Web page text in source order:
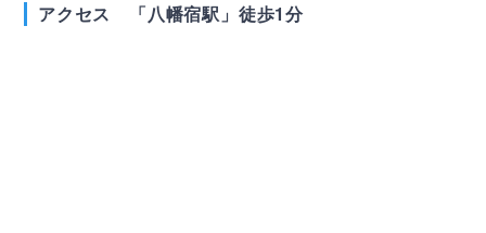
アクセス 「八幡宿駅」徒歩1分